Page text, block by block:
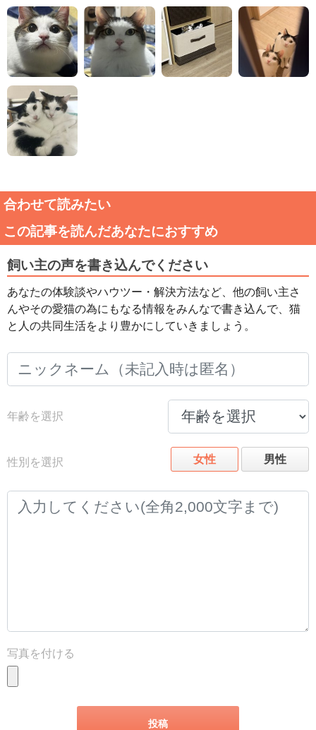
合わせて読みたい
この記事を読んだあなたにおすすめ
飼い主の声を書き込んでください
あなたの体験談やハウツー・解決方法など、他の飼い主さ
んやその愛猫の為にもなる情報をみんなで書き込んで、猫
と人の共同生活をより豊かにしていきましょう。
年齢を選択
性別を選択 女性 男性
写真を付ける